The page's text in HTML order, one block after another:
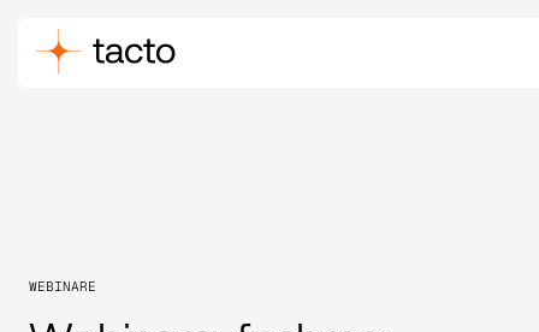
WEBINARE